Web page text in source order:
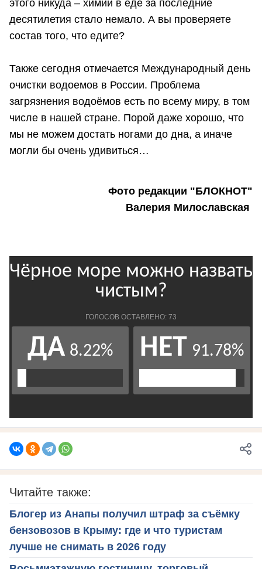
этого никуда – химии в еде за последние
десятилетия стало немало. А вы проверяете
состав того, что едите?
Также сегодня отмечается Международный день
очистки водоемов в России. Проблема
загрязнения водоёмов есть по всему миру, в том
числе в нашей стране. Порой даже хорошо, что
мы не можем достать ногами до дна, а иначе
могли бы очень удивиться…
Фото редакции "БЛОКНОТ"
Валерия Милославская
Читайте также:
Блогер из Анапы получил штраф за съёмку
бензовозов в Крыму: где и что туристам
лучше не снимать в 2026 году